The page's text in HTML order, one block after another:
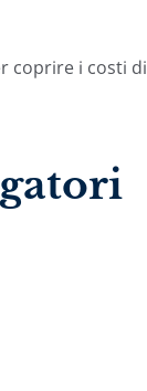
coprire i costi